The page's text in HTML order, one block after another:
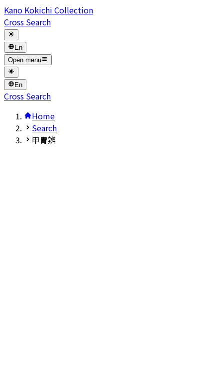
Kano Kokichi Collection
Cross Search
En
Open menu
En
Cross Search
Home
Search
甲胄辨